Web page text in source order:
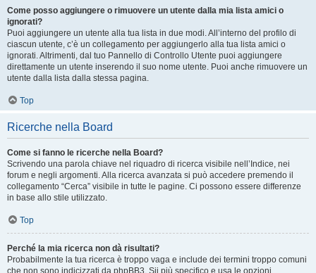
Come posso aggiungere o rimuovere un utente dalla mia lista amici o
ignorati?
Puoi aggiungere un utente alla tua lista in due modi. All’interno del profilo di
ciascun utente, c’è un collegamento per aggiungerlo alla tua lista amici o
ignorati. Altrimenti, dal tuo Pannello di Controllo Utente puoi aggiungere
direttamente un utente inserendo il suo nome utente. Puoi anche rimuovere un
utente dalla lista dalla stessa pagina.
Top
Ricerche nella Board
Come si fanno le ricerche nella Board?
Scrivendo una parola chiave nel riquadro di ricerca visibile nell’Indice, nei
forum e negli argomenti. Alla ricerca avanzata si può accedere premendo il
collegamento “Cerca” visibile in tutte le pagine. Ci possono essere differenze
in base allo stile utilizzato.
Top
Perché la mia ricerca non dà risultati?
Probabilmente la tua ricerca è troppo vaga e include dei termini troppo comuni
che non sono indicizzati da phpBB3. Sii più specifico e usa le opzioni